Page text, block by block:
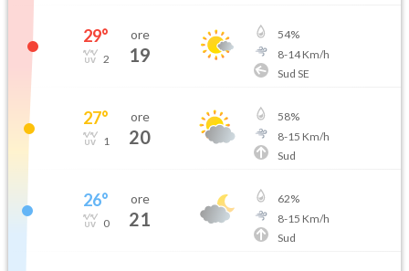
29°
2
ore
19
54%
8-14Km/h
Sud SE
27°
1
ore
20
58%
8-15 Km/h
Sud
26°
0
ore
21
62%
8-15 Km/h
Sud